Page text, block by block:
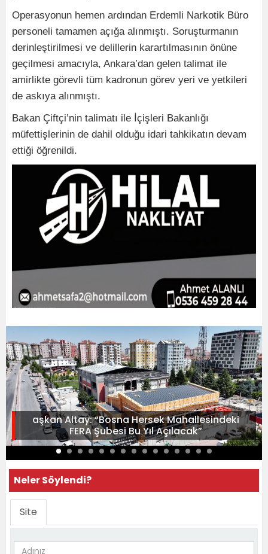
Operasyonun hemen ardından Erdemli Narkotik Büro
personeli tamamen açığa alınmıştı. Soruşturmanın
derinleştirilmesi ve delillerin karartılmasının önüne
geçilmesi amacıyla, Ankara’dan gelen talimat ile
amirlikte görevli tüm kadronun görev yeri ve yetkileri
de askıya alınmıştı.
Bakan Çiftçi’nin talimatı ile İçişleri Bakanlığı
müfettişlerinin de dahil olduğu idari tahkikatın devam
ettiği öğrenildi.
aşkan Altay: “Bosna Hersek Mahallesindeki
FERA Şubesi Bu Yıl Açılacak”
Neler Söylendi?
Site